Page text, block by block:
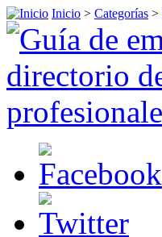
Inicio > Categorías >